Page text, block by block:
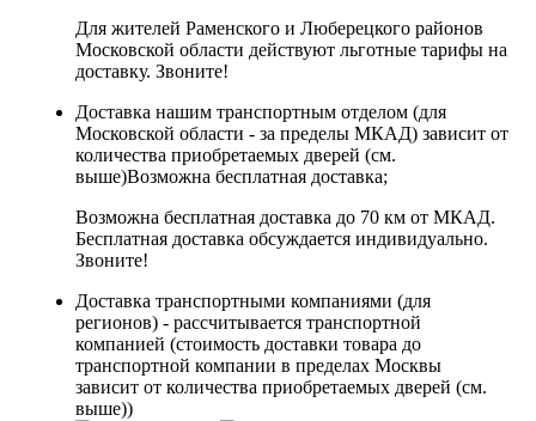
Для жителей Раменского и Люберецкого районов
Московской области действуют льготные тарифы на
доставку. Звоните!
Доставка нашим транспортным отделом (для
Московской области - за пределы МКАД) зависит от
количества приобретаемых дверей (см.
выше)Возможна бесплатная доставка;
Возможна бесплатная доставка до 70 км от МКАД.
Бесплатная доставка обсуждается индивидуально.
Звоните!
Доставка транспортными компаниями (для
регионов) - рассчитывается транспортной
компанией (стоимость доставки товара до
транспортной компании в пределах Москвы
зависит от количества приобретаемых дверей (см.
выше))